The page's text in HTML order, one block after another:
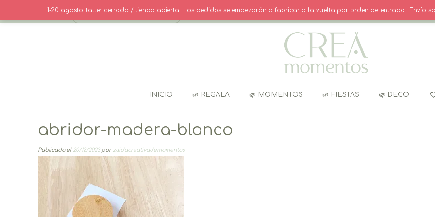
contenido
· CONTACTO · INICIO SESIÓN / REGISTRO CARRITO
INICIO 🌿 REGALA 🌿 MOMENTOS 🌿 FIESTAS 🌿 DECO
abridor-madera-blanco
Publicado el 20/12/2023por zaidacreativademomentos
1-20 agosto: taller cerrado / tienda abierta · Los pedidos se empezarán a fabricar a la vuelta por orden de entrada · Envío